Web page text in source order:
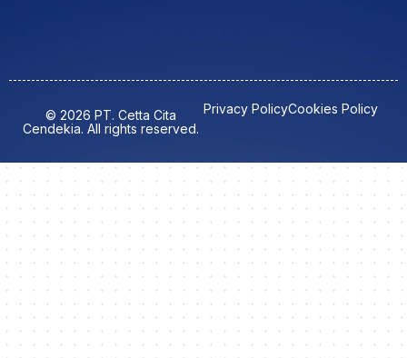
© 2026 PT. Cetta Cita
Cendekia. All rights reserved.
Privacy PolicyCookies Policy